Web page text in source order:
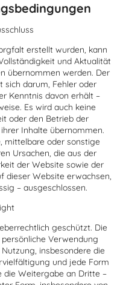
erstellt wurden, kann
und Aktualität
übernommen werden. Der
sich darum, Fehler oder
Kenntnis davon erhält –
Es wird auch keine
oder den Betrieb der
Inhalte übernommen.
mittelbare oder sonstige
Ursachen, die aus der
der Website sowie der
dieser Website erwachsen,
– ausgeschlossen.
geschützt. Die
Verwendung
insbesondere die
und jede Form
die Weitergabe an Dritte –